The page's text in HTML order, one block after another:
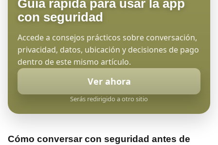
Guía rápida para usar la app
con seguridad
Accede a consejos prácticos sobre conversación,
privacidad, datos, ubicación y decisiones de pago
dentro de este mismo artículo.
Ver ahora
Serás redirigido a otro sitio
Cómo conversar con seguridad antes de